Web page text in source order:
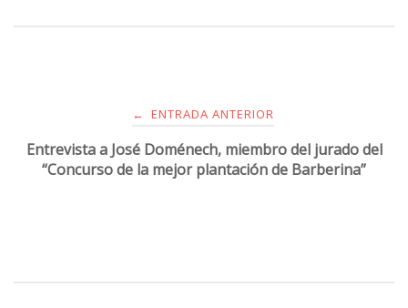
← ENTRADA ANTERIOR
Entrevista a José Doménech, miembro del jurado del
“Concurso de la mejor plantación de Barberina”